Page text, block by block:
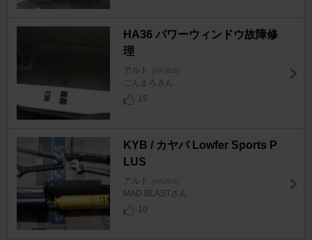
HA36 パワーウィンドウ故障修
理
アルト [HA36S]
ごんまろさん
15
KYB / カヤバ Lowfer Sports P
LUS
アルト [HA36S]
MAD BLASTさん
10